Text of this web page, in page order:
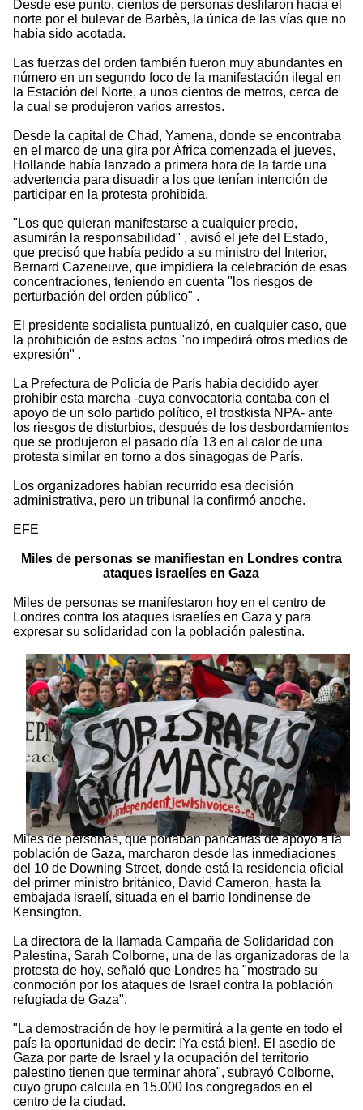
Desde ese punto, cientos de personas desfilaron hacia el
norte por el bulevar de Barbès, la única de las vías que no
había sido acotada.
Las fuerzas del orden también fueron muy abundantes en
número en un segundo foco de la manifestación ilegal en
la Estación del Norte, a unos cientos de metros, cerca de
la cual se produjeron varios arrestos.
Desde la capital de Chad, Yamena, donde se encontraba
en el marco de una gira por África comenzada el jueves,
Hollande había lanzado a primera hora de la tarde una
advertencia para disuadir a los que tenían intención de
participar en la protesta prohibida.
"Los que quieran manifestarse a cualquier precio,
asumirán la responsabilidad" , avisó el jefe del Estado,
que precisó que había pedido a su ministro del Interior,
Bernard Cazeneuve, que impidiera la celebración de esas
concentraciones, teniendo en cuenta "los riesgos de
perturbación del orden público" .
El presidente socialista puntualizó, en cualquier caso, que
la prohibición de estos actos "no impedirá otros medios de
expresión" .
La Prefectura de Policía de París había decidido ayer
prohibir esta marcha -cuya convocatoria contaba con el
apoyo de un solo partido político, el trostkista NPA- ante
los riesgos de disturbios, después de los desbordamientos
que se produjeron el pasado día 13 en al calor de una
protesta similar en torno a dos sinagogas de París.
Los organizadores habían recurrido esa decisión
administrativa, pero un tribunal la confirmó anoche.
EFE
Miles de personas se manifiestan en Londres contra
ataques israelíes en Gaza
Miles de personas se manifestaron hoy en el centro de
Londres contra los ataques israelíes en Gaza y para
expresar su solidaridad con la población palestina.
Miles de personas, que portaban pancartas de apoyo a la
población de Gaza, marcharon desde las inmediaciones
del 10 de Downing Street, donde está la residencia oficial
del primer ministro británico, David Cameron, hasta la
embajada israelí, situada en el barrio londinense de
Kensington.
La directora de la llamada Campaña de Solidaridad con
Palestina, Sarah Colborne, una de las organizadoras de la
protesta de hoy, señaló que Londres ha "mostrado su
conmoción por los ataques de Israel contra la población
refugiada de Gaza".
"La demostración de hoy le permitirá a la gente en todo el
país la oportunidad de decir: !Ya está bien!. El asedio de
Gaza por parte de Israel y la ocupación del territorio
palestino tienen que terminar ahora", subrayó Colborne,
cuyo grupo calcula en 15.000 los congregados en el
centro de la ciudad.